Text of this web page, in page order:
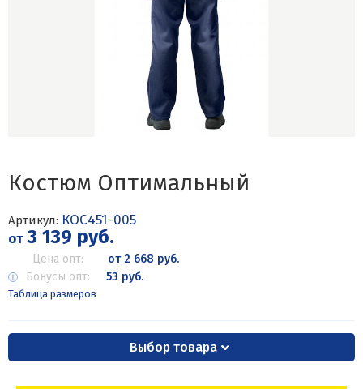
Костюм Оптимальный
Артикул: КОС451-005
от3 139 руб.
Цена опт:
от 2 668 руб.
Бонусы опт:
53 руб.
Таблица размеров
Выбор товара